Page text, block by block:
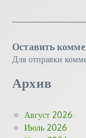
Оставить
Для отправки
Архив
Август 2026
Июль 2026